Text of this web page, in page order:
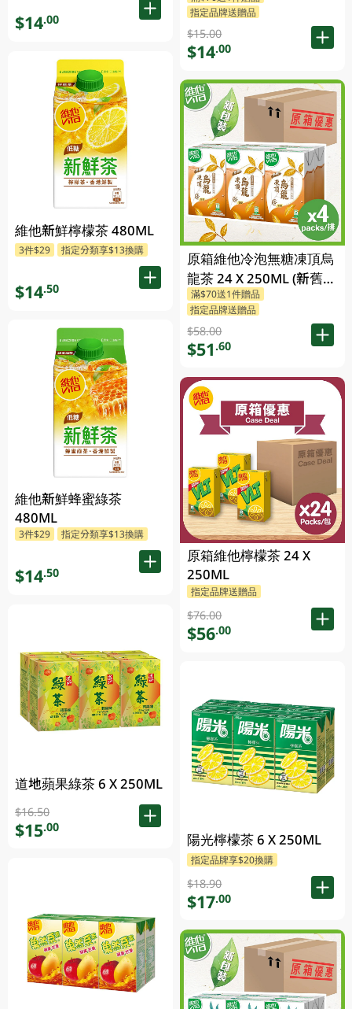
$14.00
維他新鮮檸檬茶 480ML
3件$29 指定分類享$13換購
$14.50
維他新鮮蜂蜜綠茶
480ML
3件$29 指定分類享$13換購
$14.50
道地蘋果綠茶 6 X 250ML
$16.50
$15.00
指定品牌送贈品
$15.00
$14.00
原箱維他冷泡無糖凍頂烏
龍茶 24 X 250ML (新舊包
裝隨機發貨)
滿$70送1件贈品
指定品牌送贈品
$58.00
$51.60
原箱維他檸檬茶 24 X
250ML
指定品牌送贈品
$76.00
$56.00
陽光檸檬茶 6 X 250ML
指定品牌享$20換購
$18.90
$17.00